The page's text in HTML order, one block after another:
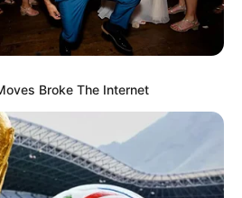
Broke The Internet